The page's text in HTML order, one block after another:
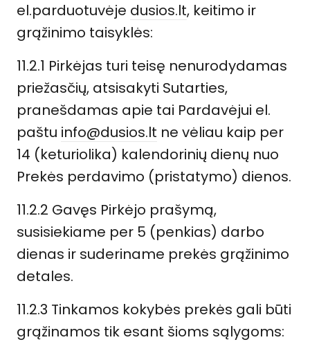
el.parduotuvėje dusios.lt, keitimo ir
grąžinimo taisyklės:
11.2.1 Pirkėjas turi teisę nenurodydamas
priežasčių, atsisakyti Sutarties,
pranešdamas apie tai Pardavėjui el.
paštu info@dusios.lt ne vėliau kaip per
14 (keturiolika) kalendorinių dienų nuo
Prekės perdavimo (pristatymo) dienos.
11.2.2 Gavęs Pirkėjo prašymą,
susisiekiame per 5 (penkias) darbo
dienas ir suderiname prekės grąžinimo
detales.
11.2.3 Tinkamos kokybės prekės gali būti
grąžinamos tik esant šioms sąlygoms: